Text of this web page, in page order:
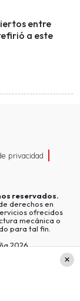
entre
a este
privacidad
reservados.
derechos en
ofrecidos
mecánica o
para tal fin.
2026.